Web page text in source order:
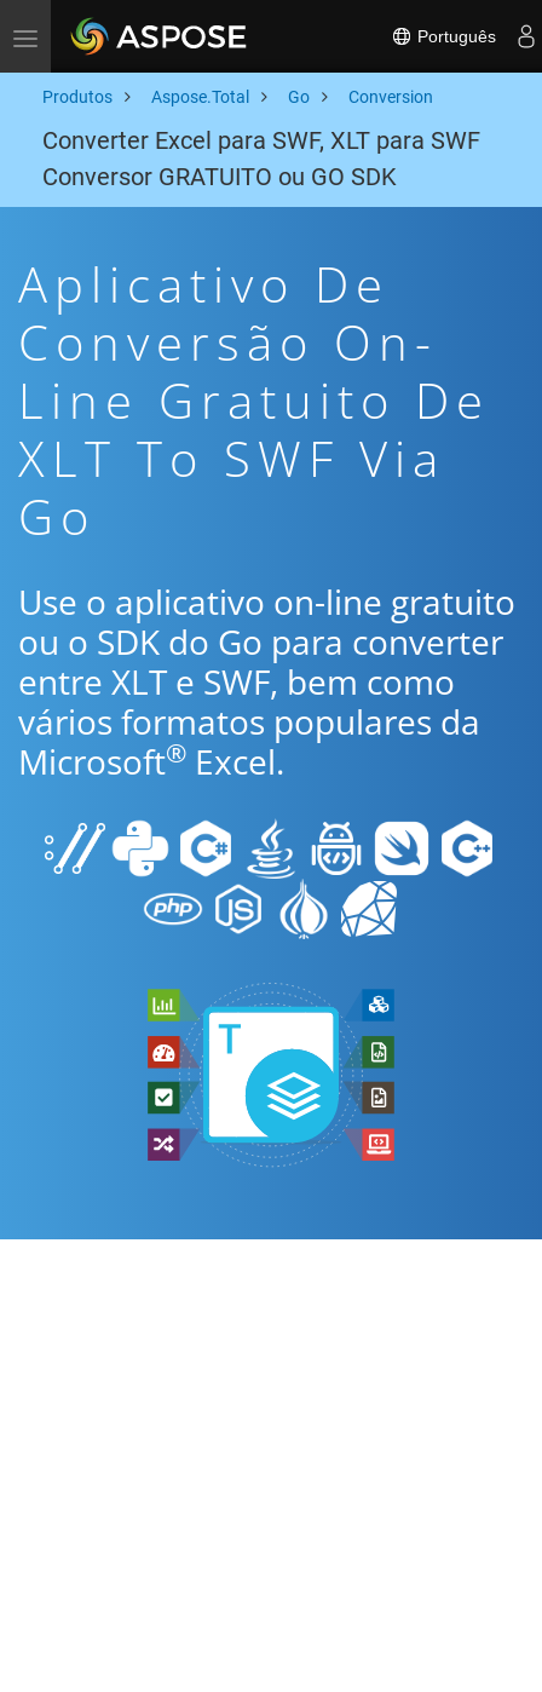
Toggle navigation Português
Produtos Aspose.Total Go Conversion
Converter Excel para SWF, XLT para SWF
Conversor GRATUITO ou GO SDK
Aplicativo De
Conversão On-
Line Gratuito De
XLT To SWF Via
Go
Use o aplicativo on-line gratuito
ou o SDK do Go para converter
entre XLT e SWF, bem como
vários formatos populares da
Microsoft® Excel.